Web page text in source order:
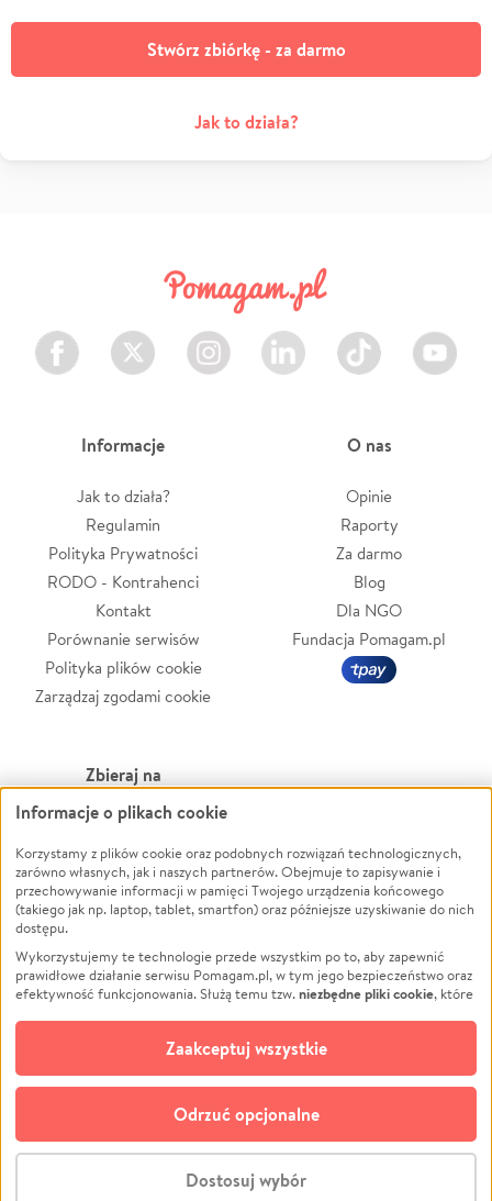
Stwórz zbiórkę - za darmo
Jak to działa?
Facebook Twitter Instagram LinkedIn TikTok Youtube
Informacje
Jak to działa?
Regulamin
Polityka Prywatności
RODO - Kontrahenci
Kontakt
Porównanie serwisów
Polityka plików cookie
Zarządzaj zgodami cookie
O nas
Opinie
Raporty
Za darmo
Blog
Dla NGO
Fundacja Pomagam.pl
Zbieraj na
Leczenie
Zwierzęta
Pożar
Ukraina
Pomoc Finansowa
Projekty
Pogrzeb
Społeczność lokalna
Kultura
Powódź
Wichura
NGO
Edukacja
Podróż
Impreza
Ochrona środowiska
Biznes
© CROWDING SP. Z O.O.
Informacje o plikach cookie
Korzystamy z plików cookie oraz podobnych rozwiązań technologicznych,
zarówno własnych, jak i naszych partnerów. Obejmuje to zapisywanie i
przechowywanie informacji w pamięci Twojego urządzenia końcowego
(takiego jak np. laptop, tablet, smartfon) oraz późniejsze uzyskiwanie do nich
dostępu.
Wykorzystujemy te technologie przede wszystkim po to, aby zapewnić
prawidłowe działanie serwisu Pomagam.pl, w tym jego bezpieczeństwo oraz
efektywność funkcjonowania. Służą temu tzw.niezbędne pliki cookie, które
opcjonalnych plików cookie
technologii do celów analitycznych i retargetingowych. Możesz wyrazić
zgodę na ich stosowanie lub jej odmówić. W dowolnym momencie masz
możliwość zmiany swoich preferencji na stronie „Zarządzaj zgodami cookie”,
do której link znajdziesz w stopce serwisu Pomagam.pl. Opcjonalne pliki
cookie wykorzystywane są w następujących celach:
działanie serwisu Pomagam.pl. Dzięki nim możemy zrozumieć, jak
Dostosuj wybór
Odrzuć opcjonalne
Zaakceptuj wszystkie